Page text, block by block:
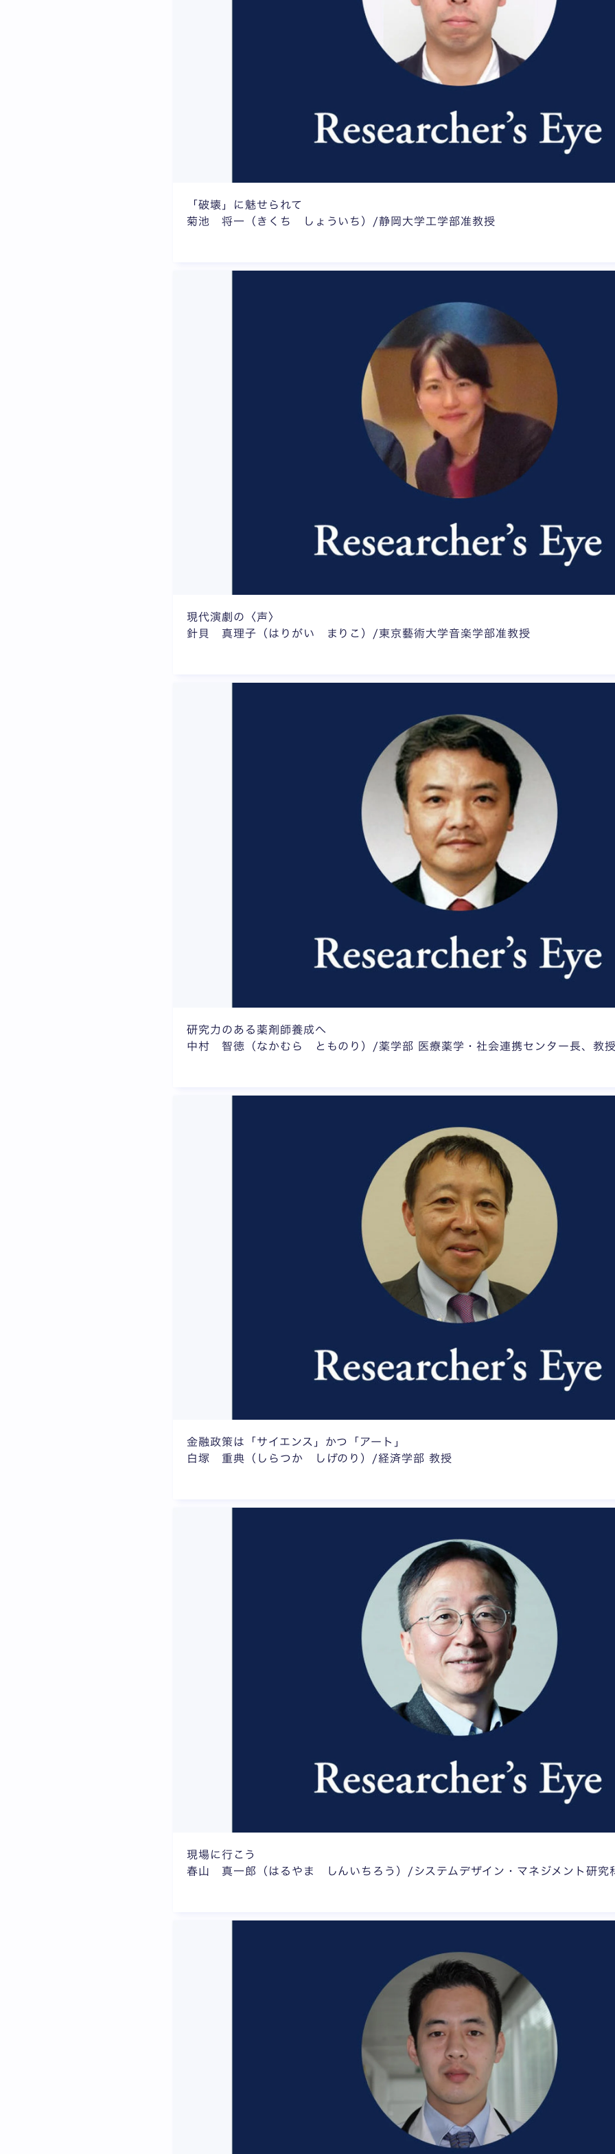
「破壊」に魅せられて
菊池 将一（きくち しょういち）/静岡大学工学部准教授
現代演劇の〈声〉
針貝 真理子（はりがい まりこ）/東京藝術大学音楽学部准教授
研究力のある薬剤師養成へ
中村 智徳（なかむら とものり）/薬学部 医療薬学・社会連携センター長、教
金融政策は「サイエンス」かつ「アート」
白塚 重典（しらつか しげのり）/経済学部 教授
現場に行こう
春山 真一郎（はるやま しんいちろう）/システムデザイン・マネジメント研究